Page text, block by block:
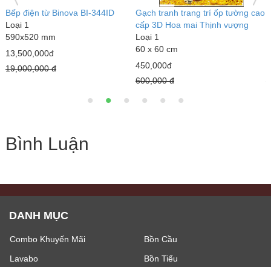
caoGạch Prime 30x30 9154
30 x 30 cm (Thùng 11 viên =
0,99m²)
140,000đ
Bếp điện từ Binova BI-
Loại 1
9,500,000đ
16,000,000 đ
Bình Luận
DANH MỤC
Combo Khuyến Mãi
Bồn Cầu
Lavabo
Bồn Tiểu